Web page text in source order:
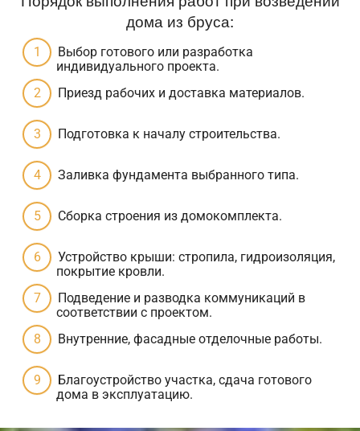
дома из бруса:
Выбор готового или разработка
индивидуального проекта.
Приезд рабочих и доставка материалов.
Подготовка к началу строительства.
Заливка фундамента выбранного типа.
Сборка строения из домокомплекта.
Устройство крыши: стропила, гидроизоляция,
покрытие кровли.
Подведение и разводка коммуникаций в
соответствии с проектом.
Внутренние, фасадные отделочные работы.
Благоустройство участка, сдача готового
дома в эксплуатацию.